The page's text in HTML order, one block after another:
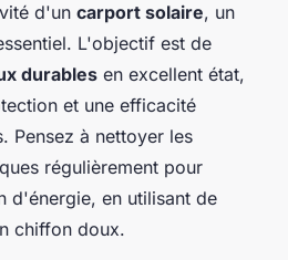
d'un carport solaire, un
L'objectif est de
durables en excellent état,
et une efficacité
Pensez à nettoyer les
régulièrement pour
d'énergie, en utilisant de
chiffon doux.